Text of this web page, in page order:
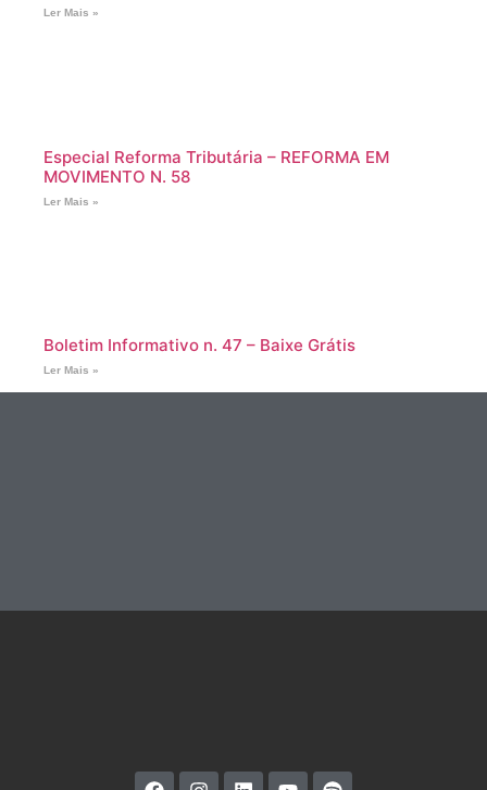
Ler Mais »
Especial Reforma Tributária – REFORMA EM
MOVIMENTO N. 58
Ler Mais »
Boletim Informativo n. 47 – Baixe Grátis
Ler Mais »